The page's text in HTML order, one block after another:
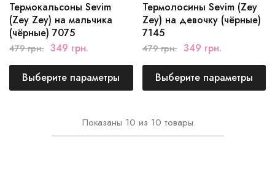
Термокальсоны Sevim
(Zey Zey) на мальчика
(чёрные) 7075
479грн. 349 грн.
Выберите параметры
Термолосины Sevim (Zey
Zey) на девочку (чёрные)
7145
479грн. 349 грн.
Выберите параметры
Показаны 10 из 10 товары